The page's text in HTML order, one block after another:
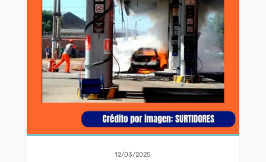
12/03/2025